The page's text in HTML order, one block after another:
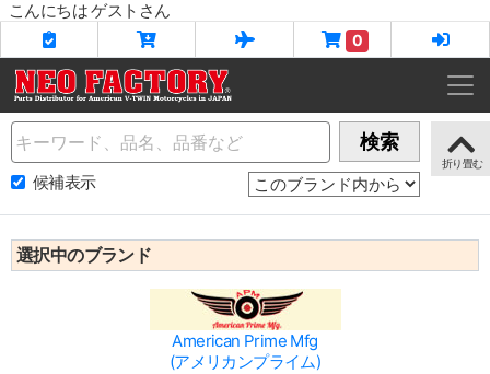
こんにちは ゲストさん
0
Name 検索
候補表示
選択中のブランド
American Prime Mfg
(アメリカンプライム)